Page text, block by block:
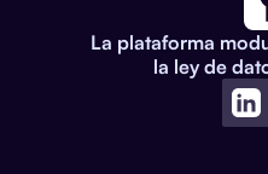
La plataforma
la ley de